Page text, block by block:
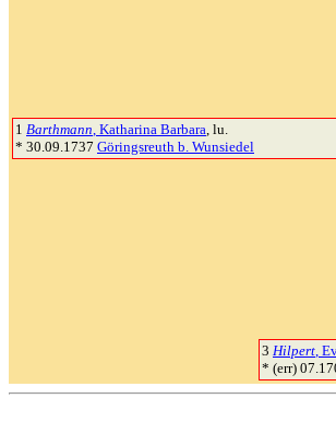
1 Barthmann, Katharina Barbara, lu.
* 30.09.1737 Göringsreuth b. Wunsiedel
3 Hilpert,
* (err)